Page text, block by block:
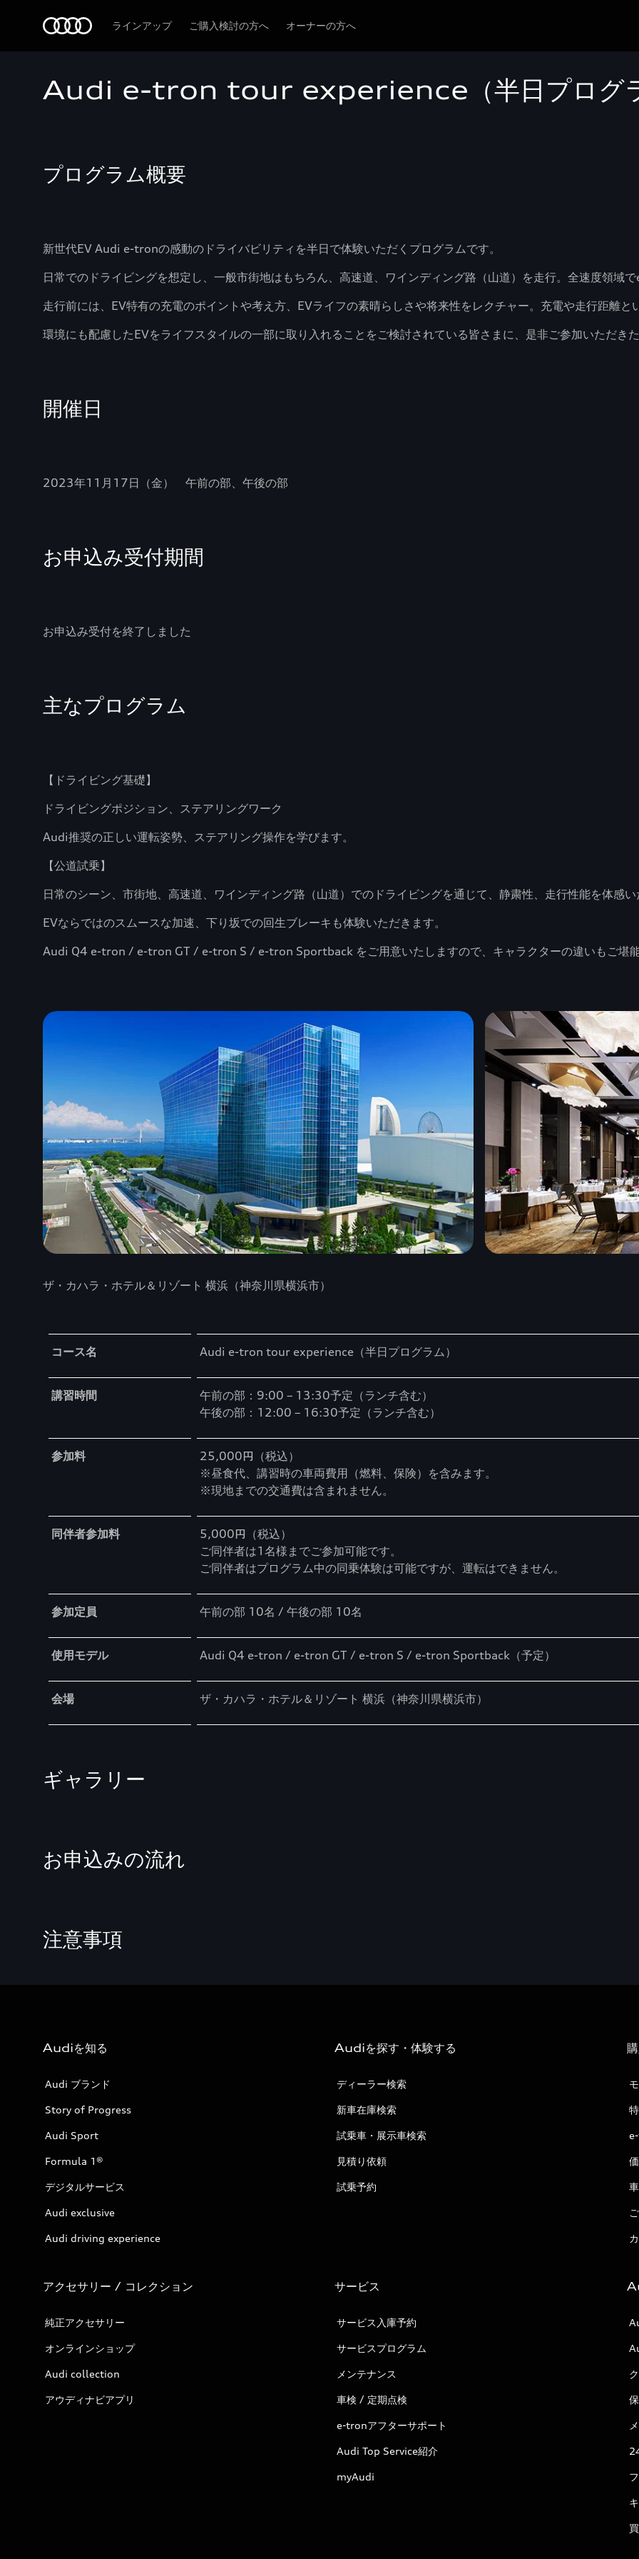
ラインアップ ご購入検討の方へ オーナーの方へ
Audi e-tron tour experience（半日プログラ
プログラム概要
新世代EV Audi e-tronの感動のドライバビリティを半日で体験いただくプログラムです。
日常でのドライビングを想定し、一般市街地はもちろん、高速道、ワインディング路（山道）を走行。全速度領域
走行前には、EV特有の充電のポイントや考え方、EVライフの素晴らしさや将来性をレクチャー。充電や走行距離と
環境にも配慮したEVをライフスタイルの一部に取り入れることをご検討されている皆さまに、是非ご参加いただきた
開催日
2023年11月17日（金） 午前の部、午後の部
お申込み受付期間
お申込み受付を終了しました
主なプログラム
【ドライビング基礎】
ドライビングポジション、ステアリングワーク
Audi推奨の正しい運転姿勢、ステアリング操作を学びます。
【公道試乗】
日常のシーン、市街地、高速道、ワインディング路（山道）でのドライビングを通じて、静粛性、走行性能を体感い
EVならではのスムースな加速、下り坂での回生ブレーキも体験いただきます。
Audi Q4 e-tron / e-tron GT / e-tron S / e-tron Sportback をご用意いたしますので、キャラクターの違いもご堪能
ザ・カハラ・ホテル＆リゾート 横浜（神奈川県横浜市）
コース名 Audi e-tron tour experience（半日プログラム）
講習時間
午前の部：9:00 – 13:30予定（ランチ含む）
午後の部：12:00 – 16:30予定（ランチ含む）
参加料
25,000円（税込）
※昼食代、講習時の車両費用（燃料、保険）を含みます。
※現地までの交通費は含まれません。
同伴者参加料
5,000円（税込）
ご同伴者は1名様までご参加可能です。
ご同伴者はプログラム中の同乗体験は可能ですが、運転はできません。
参加定員 午前の部 10名 / 午後の部 10名
使用モデル Audi Q4 e-tron / e-tron GT / e-tron S / e-tron Sportback（予定）
会場 ザ・カハラ・ホテル＆リゾート 横浜（神奈川県横浜市）
ギャラリー
お申込みの流れ
注意事項
Audiを知る
Audi ブランド
Story of Progress
Audi Sport
Formula 1®
デジタルサービス
Audi exclusive
Audi driving experience
Audiを探す・体験する
ディーラー検索
新車在庫検索
試乗車・展示車検索
見積り依頼
試乗予約
アクセサリー / コレクション
純正アクセサリー
オンラインショップ
Audi collection
アウディナビアプリ
サービス
サービス入庫予約
サービスプログラム
メンテナンス
車検 / 定期点検
e-tronアフターサポート
Audi Top Service紹介
myAudi